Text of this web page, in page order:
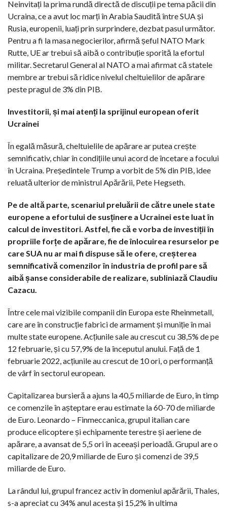
Neinvitați la prima rundă directă de discuții pe tema păcii din
Ucraina, ce a avut loc marți în Arabia Saudită între SUA și
Rusia, europenii, luați prin surprindere, dezbat pasul următor.
Pentru a fi la masa negocierilor, afirmă șeful NATO Mark
Rutte, UE ar trebui să aibă o contribuție sporită la efortul
militar. Secretarul General al NATO a mai afirmat că statele
membre ar trebui să ridice nivelul cheltuielilor de apărare
peste pragul de 3% din PIB.
Investitorii, și mai atenți la sprijinul european oferit
Ucrainei
În egală măsură, cheltuielile de apărare ar putea crește
semnificativ, chiar în condițiile unui acord de încetare a focului
în Ucraina. Președintele Trump a vorbit de 5% din PIB, idee
reluată ulterior de ministrul Apărării, Pete Hegseth.
Pe de altă parte, scenariul preluării de către unele state
europene a efortului de susținere a Ucrainei este luat în
calcul de investitori. Astfel, fie că e vorba de investiții în
propriile forțe de apărare, fie de înlocuirea resurselor pe
care SUA nu ar mai fi dispuse să le ofere, creșterea
semnificativă comenzilor în industria de profil pare să
aibă șanse considerabile de realizare, subliniază Claudiu
Cazacu.
Între cele mai vizibile companii din Europa este Rheinmetall,
care are în construcție fabrici de armament și muniție în mai
multe state europene. Acțiunile sale au crescut cu 38,5% de pe
12 februarie, și cu 57,9% de la începutul anului. Față de 1
februarie 2022, acțiunile au crescut de 10 ori, o performanță
de vârf în sectorul european.
Capitalizarea bursieră a ajuns la 40,5 miliarde de Euro, în timp
ce comenzile în așteptare erau estimate la 60-70 de miliarde
de Euro. Leonardo – Finmeccanica, grupul italian care
produce elicoptere și echipamente terestre și aeriene de
apărare, a avansat de 5,5 ori în aceeași perioadă. Grupul are o
capitalizare de 20,9 miliarde de Euro și comenzi de 39,5
miliarde de Euro.
La rândul lui, grupul francez activ în domeniul apărării, Thales,
s-a apreciat cu 34% anul acesta și 15,2% în ultima